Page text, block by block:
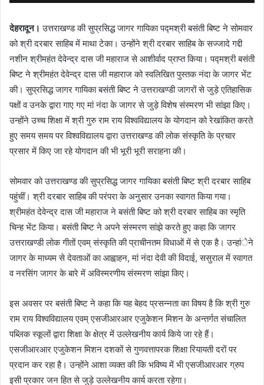
देहरादून। उत्तराखण्ड की सुप्रसिद्ध जागर गायिका पद्मश्री बसंती बिष्ट ने सोमवार
को श्री दरबार साहिब में माथा टेका। उन्होंने श्री दरबार साहिब के सज्जादे गद्दी
नशीन श्रीमहंत देवेन्द्र दास जी महाराज से आशीर्वाद प्राप्त किया। पद्मश्री बसंती
बिष्ट ने श्रीमहंत देवेन्द्र दास जी महाराज को स्वलिखित पुस्तक नंदा के जागर भेंट
की। सुप्रसिद्ध जागर गायिका बसंती बिष्ट ने उत्तराखण्डी जागरों से जुड़े एतिहासिक
पक्षों व उनके द्वारा गाए गए मां नंदा के जागर से जुड़े विशेष संस्मरण भी सांझा किए।
उन्होंने उच्च शिक्षा में श्री गुरु राम राय विश्वविद्यालय के योगदान को रेखांकित करते
हुए समय समय पर विश्वविद्यालय द्वारा उत्तराखण्ड की लोक संस्कृति के प्रचार
प्रसार में किए जा रहे योगदान की भी भूरी भूरी सराहना की।
सोमवार को उत्तराखण्ड की सुप्रसिद्ध जागर गायिका बसंती बिष्ट श्री दरबार साहिब
पहुंचीं। श्री दरबार साहिब की परंपरा के अनुसार उनका स्वागत किया गया।
श्रीमहंत देवेन्द्र दास जी महाराज ने बसंती बिष्ट को श्री दरबार साहिब का स्मृति
चिन्ह भेंट किया। बसंती बिष्ट ने अपने संस्मरण सांझे करते हुए कहा कि जागर
उत्तराखण्डी लोक गीतों एवम् संस्कृति की प्राचीनतम विधाओं में से एक है। उन्हांेने
जागर के माध्यम से देवताओं का आह्वाहन, मां नंदा देवी की विदाई, ससुराल में स्वागत
व नरसिंग जागर के बारे में अविस्मरणीय संस्मरण सांझा किए।
इस अवसर पर बसंती बिष्ट ने कहा कि यह बेहद प्रसन्नता का विषय है कि श्री गुरु
राम राय विश्वविद्यालय एवम् एसजीआरआर एजुकेशन मिशन के अन्तर्गत संचालित
पब्लिक स्कूलों द्वारा शिक्षा के क्षेत्र में उल्लेखनीय कार्य किये जा रहे हैं।
एसजीआरआर एजुकेशन मिशन दशकों से गुणवत्तापरक शिक्षा रियायती दरों पर
प्रदान कर रहा है। उन्होंने आशा व्यक्त की कि भविष्य में भी एसजीआरआर ग्रुप
इसी प्रकार जन हित से जुड़े उल्लेखनीय कार्य करता रहेगा।